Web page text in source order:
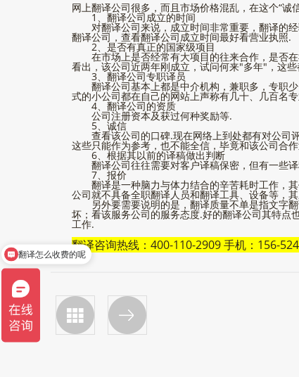
网上翻译公司很多，而且市场价格混乱，在这个“
1、翻译公司成立的时间
对翻译公司来说，成立时间非常重要，翻译的经
翻译公司，查看翻译公司成立时间最好看营业执照.
2、是否有真正的国家级项目
在市场上是否经常有大项目的往来合作，是否在
看出，该公司近两年刚成立，试问何来"多年"，这
3、翻译公司专职译员
翻译公司基本上都是中介机构，兼职多，专职少
式的小公司都在自己的网站上声称有几十、几百名
4、翻译公司的资质
公司注册资本及获过何种奖励等.
5、诚信
查看该公司的口碑.现在网络上到处都有对公司评
这些只能作为参考，也不能全信，毕竟和该公司合
6、根据其以前的译稿做出判断
翻译公司往往需要对客户译稿保密，但有一些译
7、报价
翻译是一种脑力与体力结合的辛苦耗时工作，其
公司就不具备全职翻译人员和翻译工具、设备等，
另外要需要说明的是，翻译质量不单是指文字翻
坏；看该服务公司的服务态度.好的翻译公司其特点
工作.
翻译咨询热线：400-110-2909 手机：156-
翻译怎么收费的呢
有优惠活动吗？